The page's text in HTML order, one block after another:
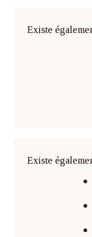
Existe
Existe